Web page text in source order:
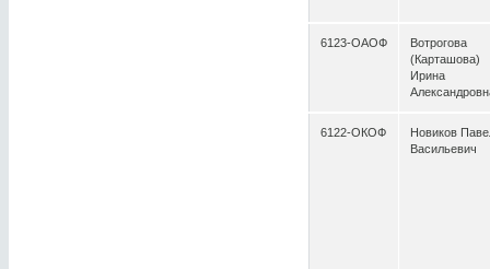
6123-ОАОФ
Вотрогова
(Карташова)
Ирина
6122-ОКОФ
Новиков
Васильевич